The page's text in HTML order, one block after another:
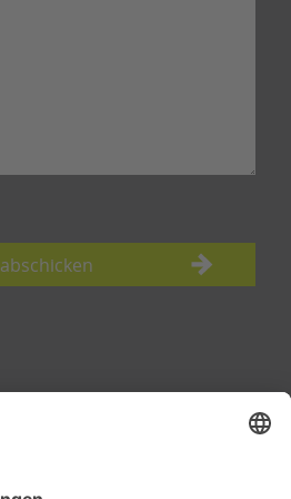
abschicken